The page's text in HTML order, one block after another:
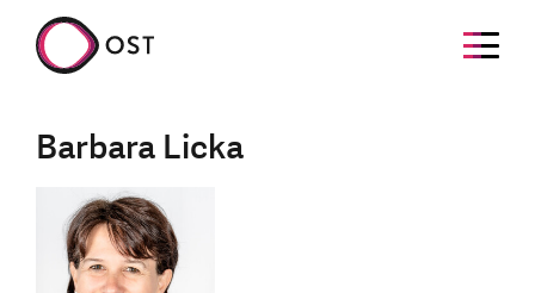
Barbara Licka